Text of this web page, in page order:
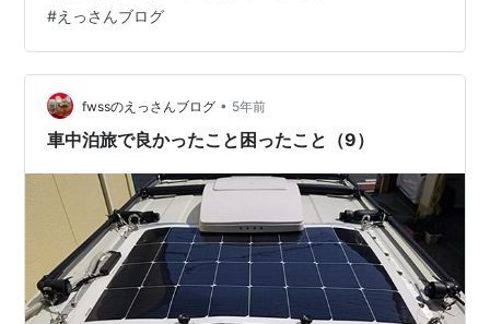
は、サーモス真空断熱断熱短プラー 0.47L サーモス アウ
トドアシリーズ 保冷缶ホルダー 500ml缶用 2way…
#えっさんブログ
fwssのえっさんブログ • 5年前
車中泊旅で良かったこと困ったこと（9）